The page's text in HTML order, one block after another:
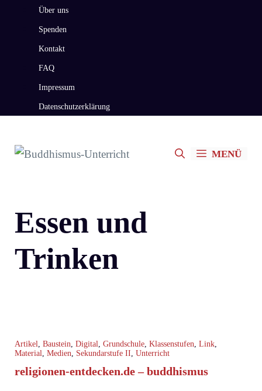
Über uns
Spenden
Kontakt
FAQ
Impressum
Datenschutzerklärung
MENÜ
Essen und
Trinken
Artikel, Baustein, Digital, Grundschule, Klassenstufen, Link,
Material, Medien, Sekundarstufe II, Unterricht
religionen-entdecken.de – buddhismus